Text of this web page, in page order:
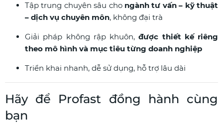
Tập trung chuyên sâu cho ngành tư vấn – kỹ thuật
– dịch vụ chuyên môn, không đại trà
Giải pháp không rập khuôn,được thiết kế riêng
theo mô hình và mục tiêu từng doanh nghiệp
Triển khai nhanh, dễ sử dụng, hỗ trợ lâu dài
Hãy để Profast đồng hành cùng
bạn